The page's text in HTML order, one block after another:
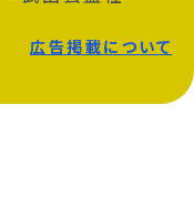
広告掲載について